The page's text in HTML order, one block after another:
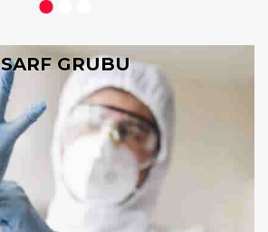
SARF GRUBU